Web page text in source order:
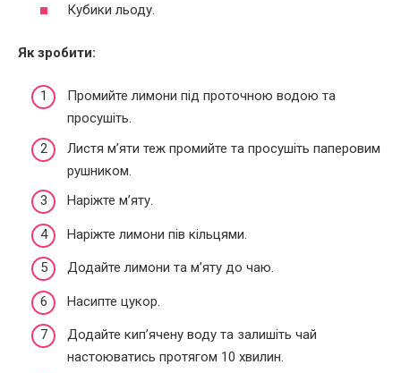
Кубики льоду.
Як зробити:
Промийте лимони під проточною водою та
просушіть.
Листя м’яти теж промийте та просушіть паперовим
рушником.
Наріжте м’яту.
Наріжте лимони пів кільцями.
Додайте лимони та м’яту до чаю.
Насипте цукор.
Додайте кип’ячену воду та залишіть чай
настоюватись протягом 10 хвилин.